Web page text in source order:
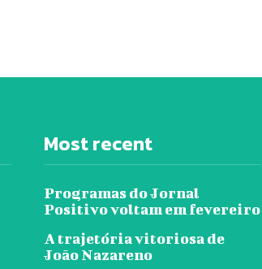
Most recent
Programas do Jornal
Positivo voltam em fevereiro
A trajetória vitoriosa de
João Nazareno